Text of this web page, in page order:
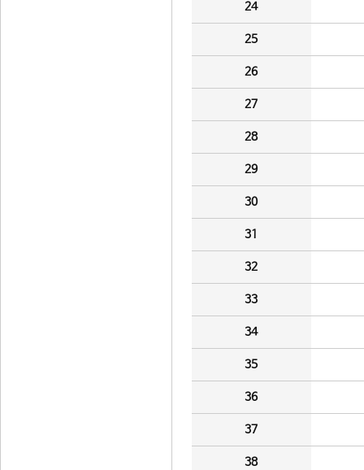
24
25
26
27
28
29
30
31
32
33
34
35
36
37
38